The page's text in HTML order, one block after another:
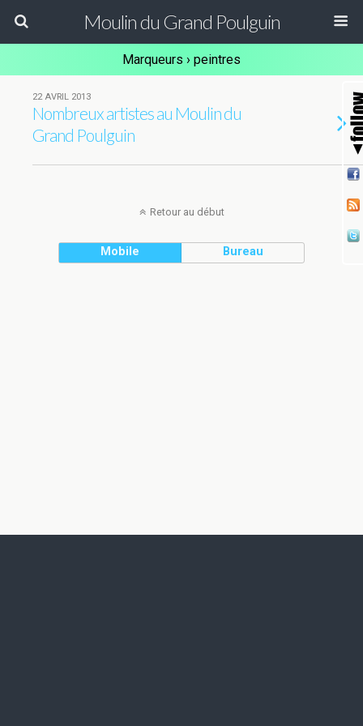
Moulin du Grand Poulguin
Marqueurs › peintres
22 AVRIL 2013
Nombreux artistes au Moulin du
Grand Poulguin
Retour au début
Mobile Bureau